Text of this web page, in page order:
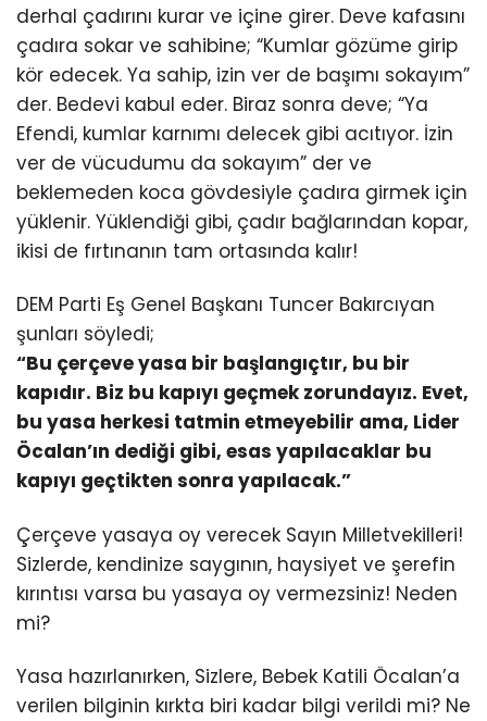
derhal çadırını kurar ve içine girer. Deve kafasını
çadıra sokar ve sahibine; “Kumlar gözüme girip
kör edecek. Ya sahip, izin ver de başımı sokayım”
der. Bedevi kabul eder. Biraz sonra deve; “Ya
Efendi, kumlar karnımı delecek gibi acıtıyor. İzin
ver de vücudumu da sokayım” der ve
beklemeden koca gövdesiyle çadıra girmek için
yüklenir. Yüklendiği gibi, çadır bağlarından kopar,
ikisi de fırtınanın tam ortasında kalır!
DEM Parti Eş Genel Başkanı Tuncer Bakırcıyan
şunları söyledi;
“Bu çerçeve yasa bir başlangıçtır, bu bir
kapıdır. Biz bu kapıyı geçmek zorundayız. Evet,
bu yasa herkesi tatmin etmeyebilir ama, Lider
Öcalan’ın dediği gibi, esas yapılacaklar bu
kapıyı geçtikten sonra yapılacak.”
Çerçeve yasaya oy verecek Sayın Milletvekilleri!
Sizlerde, kendinize saygının, haysiyet ve şerefin
kırıntısı varsa bu yasaya oy vermezsiniz! Neden
mi?
Yasa hazırlanırken, Sizlere, Bebek Katili Öcalan’a
verilen bilginin kırkta biri kadar bilgi verildi mi? Ne